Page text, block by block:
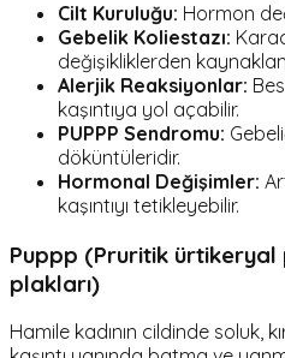
Cilt Kuruluğu: Hormon
Gebelik Koliestazı:
değişikliklerden
Alerjik Reaksiyonlar:
kaşıntıya yol açabilir.
PUPPP Sendromu:
döküntüleridir.
Hormonal Değişimler:
kaşıntıyı tetikleyebilir.
Puppp (Pruritik
plakları)
Hamile kadının cildinde soluk,